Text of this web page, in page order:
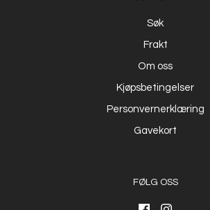
Søk
Frakt
Om oss
Kjøpsbetingelser
Personvernerklæring
Gavekort
FØLG OSS